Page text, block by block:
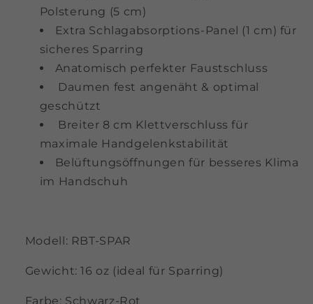
Polsterung (5 cm)
Extra Schlagabsorptions-Panel (1 cm) für
sicheres Sparring
Anatomisch perfekter Faustschluss
Daumen fest angenäht & optimal
geschützt
Breiter 8 cm Klettverschluss für
maximale Handgelenkstabilität
Belüftungsöffnungen für besseres Klima
im Handschuh
Modell: RBT-SPAR
Gewicht: 16 oz (ideal für Sparring)
Farbe: Schwarz-Rot